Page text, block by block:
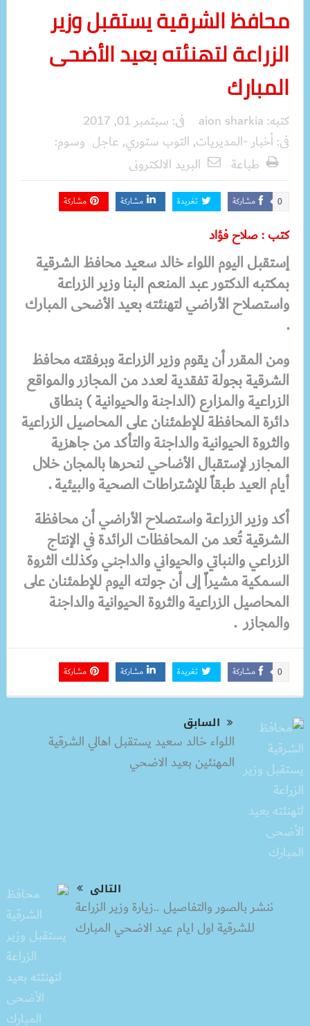
محافظ الشرقية يستقبل وزير
الزراعة لتهنئته بعيد الأضحى
المبارك
كتبه: aion sharkia فى: سبتمبر 01, 2017
فى:أخبار -المديريات, التوب ستوري, عاجل وسوم:
طباعة
البريد الالكترونى
مشاركة 0 تغريدة مشاركة مشاركة
كتب : صلاح فؤاد
إستقبل اليوم اللواء خالد سعيد محافظ الشرقية
بمكتبه الدكتور عبد المنعم البنا وزير الزراعة
واستصلاح الأراضي لتهنئته بعيد الأضحى المبارك
.
ومن المقرر أنيقوم وزير الزراعة وبرفقته محافظ
الشرقية بجولة تفقدية لعدد من المجازر والمواقع
الزراعية والمزارع (الداجنة والحيوانية ) بنطاق
دائرة المحافظة للإطمئنان على المحاصيل الزراعية
والثروة الحيوانية والداجنة والتأكد من جاهزية
المجازر لإستقبال الأضاحي لنحرها بالمجان خلال
أيام العيد طبقاً للإشتراطات الصحية والبيئية .
أكد وزير الزراعة واستصلاح الأراضيأن محافظة
الشرقية تُعد من المحافظات الرائدة في الإنتاج
الزراعي والنباتي والحيواني والداجني وكذلك الثروة
السمكيةمشيراً إلىأن جولته اليوم للإطمئنان على
المحاصيل الزراعية والثروة الحيوانية والداجنة
والمجازر .
مشاركة 0 تغريدة مشاركة مشاركة
السابق
اللواء خالد سعيد يستقبل اهالي الشرقية
المهنئين بعيد الاضحي
التالى
ننشر بالصور والتفاصيل ..زيارة وزير الزراعة
للشرقية اول ايام عيد الاضحي المبارك